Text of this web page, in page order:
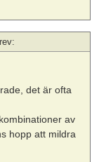
det är ofta
av
hopp att mildra